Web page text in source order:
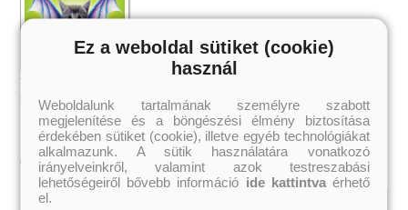
Tótágas Mágia (Tótágas Mágia 1.)
Emily Jenkins, Lauren Myracle, Sarah
Mlynowski
árazás alatt
Ez a weboldal sütiket (cookie)
használ
Weboldalunk tartalmának személyre szabott
megjelenítése és a böngészési élmény biztosítása
érdekében sütiket (cookie), illetve egyéb technológiákat
alkalmazunk. A sütik használatára vonatkozó
irányelveinkről, valamint azok testreszabási
lehetőségeiről bővebb információ ide kattintvaérhető
el.